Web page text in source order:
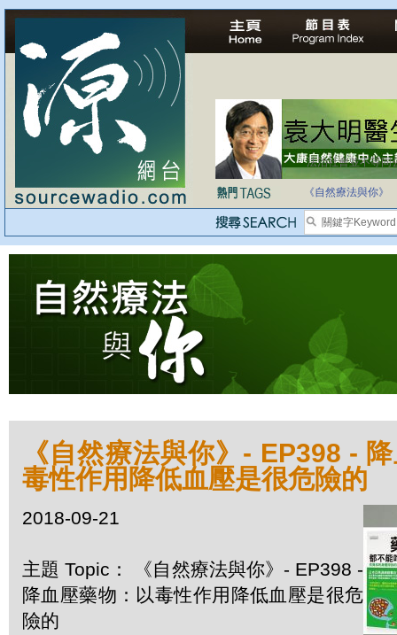
法治社會並不等同
《自然療法與你》
《自然療法與你》- EP398 -
毒性作用降低血壓是很危險的
2018-09-21
主題 Topic： 《自然療法與你》- EP398 -
降血壓藥物：以毒性作用降低血壓是很危
險的